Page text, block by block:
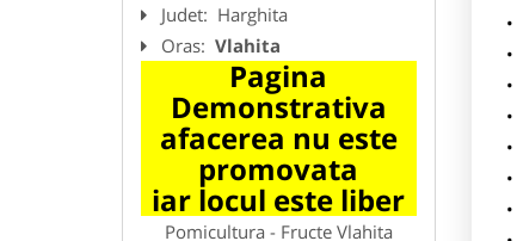
Judet: Harghita
Oras: Vlahita
Pagina
Demonstrativa
afacerea nu este
promovata
iar locul este liber
Pomicultura - Fructe Vlahita